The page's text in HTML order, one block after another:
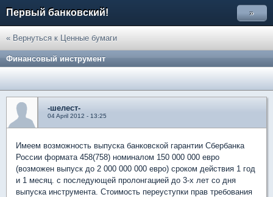
Первый банковский! »
« Вернуться к Ценные бумаги
Финансовый инструмент
-шелест-
04 April 2012 - 13:25
Имеем возможность выпуска банковской гарантии Сбербанка
России формата 458(758) номиналом 150 000 000 евро
(возможен выпуск до 2 000 000 000 евро) сроком действия 1 год
и 1 месяц. с последующей пролонгацией до 3-х лет со дня
выпуска инструмента. Стоимость переуступки прав требования